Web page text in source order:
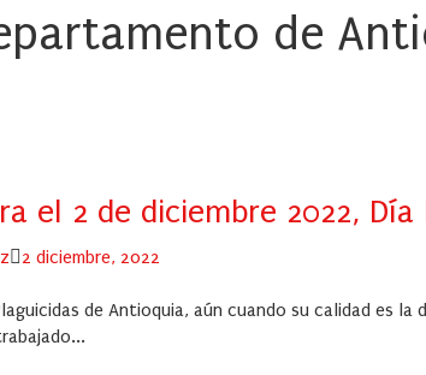
de
el 2 de diciembre 2022,
Posted
2 diciembre, 2022
de Antioquia, aún cuando su calidad es